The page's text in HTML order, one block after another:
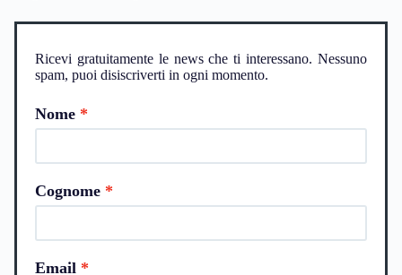
Ricevi gratuitamente le news che ti interessano. Nessuno
spam, puoi disiscriverti in ogni momento.
Nome
Cognome
Email